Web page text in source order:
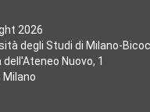
2026
degli Studi di Milano-
dell'Ateneo Nuovo, 1
Milano